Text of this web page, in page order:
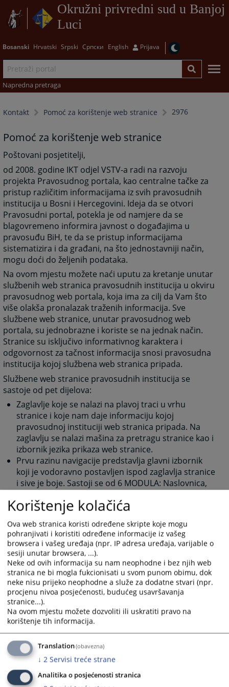
Okružni privredni sud u Banjoj
Luci
Bosanski Hrvatski Srpski Српски English Prijava
Napredna pretraga
Kontakt Pomoć za korištenje web stranice 2976
Pomoć za korištenje web stranice
Poštovani posjetitelji,
od 2008. godine IKT odjel VSTV-a radi na razvoju
projekta Pravosudnog portala, kao centralne tačke za
pristup različitim informacijama iz svih pravosudnih
institucija u Bosni i Hercegovini. Ideja da se otvori
Pravosudni portal, potekla je od namjere da se
blagovremeno informira javnost o događajima u
pravosuđu BiH, te da se pristup informacijama
sistematizira i da građani, na što jednostavniji način,
mogu doći do željenih podataka.
Na ovom mjestu možete naći uputu za kretanje unutar
službenih web stranica pravosudnih institucija u okviru
pravosudnog web portala, koja ima za cilj da Vam što
više olakša pronalazak traženih informacija. Sve
službene web stranice, unutar pravosudnog web
portala, su jednobrazne i koriste se na jednak način.
Stranice su isključivo informativnog karaktera i
odgovornost za tačnost informacija snosi pravosudna
institucija kojoj službena web stranica pripada.
Službene web stranice pravosudnih institucija se
sastoje od pet dijelova:
Zaglavlje koje se nalazi na plavoj traci u vrhu
stranice i koje nam daje informaciju kojoj
pravosudnoj instituciji web stranica pripada. Na
zaglavlju se nalazi mašina za pretragu stranice kao i
izbornik jezika prikaza web stranice.
Prvu razinu navigacije predstavlja glavni izbornik
koji je vodoravno postavljen ispod zaglavlja stranice
i sive je boje. Sastoji se od 6 MODULA: Naslovnica,
javnošću, Kontakt. Svaki od MODULA predstavlja
određenu oblast rada pravosudne institucije.
Nakon izbora jednog od MODULA, prelazite na
drugu razinu navigacije, koja je vodoravno
postavljena ispod Glavnog izbornika i crvene je
boje. Pomoću ovog izbornika birate KATEGORIJU
Vašeg interesovanja unutar svakog MODULA.
Treću razinu navigacije predstavlja vertikalni
izbornik, koji se nalazi ispod izbornika KATEGORIJA,
na desnoj strani u odnosu na dio predviđen za
sadržaj. Na ovom izborniku birate PODKATEGORIJU,
odnosno konkretan sadržaj koji vas interesuje.
Posljednji dio predstavlja sadržajni dio izabrane
PODKATEGORIJE. Taj sadržajni dio može biti prikaz
konkretne vijesti ili prikaz drugih elemenata koje
određena PODKATEGORIJA predstavlja (slike,
Korištenje kolačića
Ova web stranica koristi određene skripte koje mogu
pohranjivati i koristiti određene informacije iz vašeg
browsera i vašeg uređaja (npr. IP adresa uređaja, varijable o
sesiji unutar browsera, ...).
Neke od ovih informacija su nam neophodne i bez njih web
stranica ne bi mogla fukcionisati u svom punom obimu, dok
neke nisu prijeko neophodne a služe za dodatne stvari (npr.
procjenu nivoa posjećenosti, budućeg usavršavanja
stranice...).
Na ovom mjestu možete dozvoliti ili uskratiti pravo na
korištenje tih informacija.
Translation(obavezna)
↓ 2 Servisi treće strane
Analitika o posjećenosti stranica